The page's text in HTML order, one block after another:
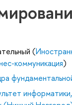
(
коммуникация)